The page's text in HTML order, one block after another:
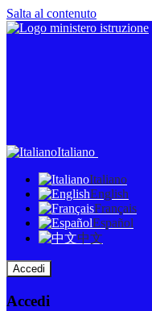
Salta al contenuto
Italiano
Italiano
English
Français
Español
中文
Accedi
Accedi